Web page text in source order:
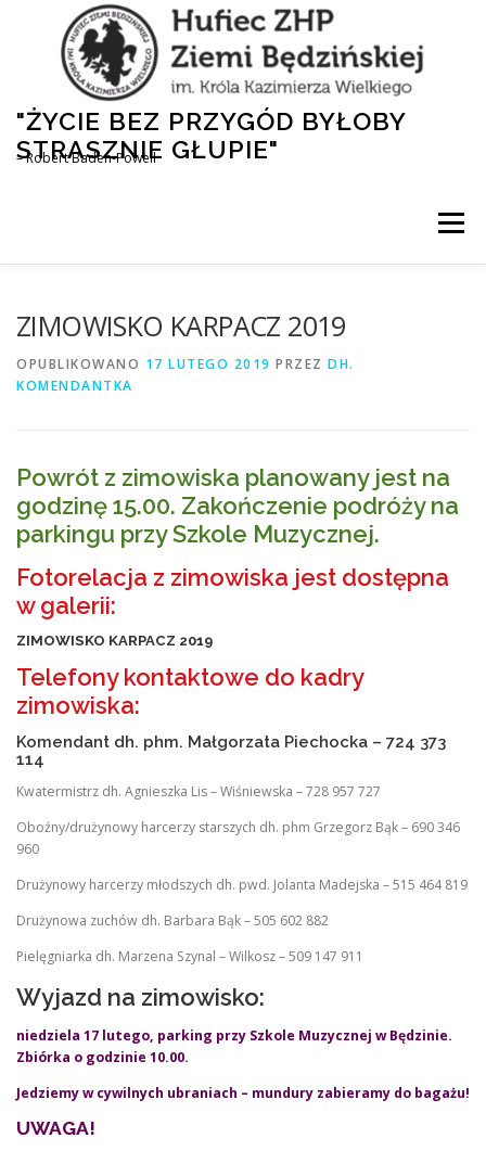
"ŻYCIE BEZ PRZYGÓD BYŁOBY
STRASZNIE GŁUPIE"
– Robert Baden-Powell
Menu
1,5% DLA ZHP
ZIMOWISKO KARPACZ 2019
OPUBLIKOWANO 17 LUTEGO 2019 PRZEZ DH.
KOMENDANTKA
Powrót z zimowiska planowany jest na
godzinę 15.00. Zakończenie podróży na
parkingu przy Szkole Muzycznej.
Fotorelacja z zimowiska jest dostępna
w galerii:
ZIMOWISKO KARPACZ 2019
Telefony kontaktowe do kadry
zimowiska:
Komendant dh. phm. Małgorzata Piechocka – 724 373
114
Kwatermistrz dh. Agnieszka Lis – Wiśniewska – 728 957 727
Oboźny/drużynowy harcerzy starszych dh. phm Grzegorz Bąk – 690 346
960
Drużynowy harcerzy młodszych dh. pwd. Jolanta Madejska – 515 464 819
Drużynowa zuchów dh. Barbara Bąk – 505 602 882
Pielęgniarka dh. Marzena Szynal – Wilkosz – 509 147 911
Wyjazd na zimowisko:
niedziela 17 lutego, parking przy Szkole Muzycznej w Będzinie.
Zbiórka o godzinie 10.00.
Jedziemy w cywilnych ubraniach – mundury zabieramy do bagażu!
UWAGA!